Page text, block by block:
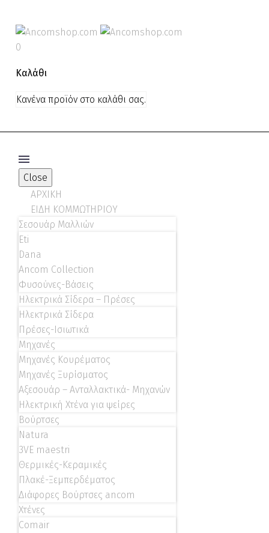
0
Καλάθι
Κανένα προϊόν στο καλάθι σας.
Close
ΑΡΧΙΚΗ
ΕΙΔΗ ΚΟΜΜΩΤΗΡΙΟΥ
Σεσουάρ Μαλλιών
Eti
Dana
Ancom Collection
Φυσούνες-Βάσεις
Ηλεκτρικά Σίδερα – Πρέσες
Ηλεκτρικά Σίδερα
Πρέσες-Ισιωτικά
Μηχανές
Μηχανές Κουρέματος
Μηχανές Ξυρίσματος
Αξεσουάρ – Ανταλλακτικά- Μηχανών
Ηλεκτρική Χτένα για ψείρες
Βούρτσες
Natura
3VE maestri
Θερμικές-Κεραμικές
Πλακέ-Ξεμπερδέματος
Διάφορες Βούρτσες ancom
Χτένες
Comair